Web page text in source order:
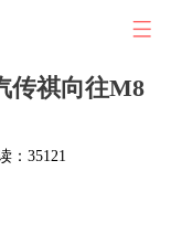
传祺向往M8
：35121